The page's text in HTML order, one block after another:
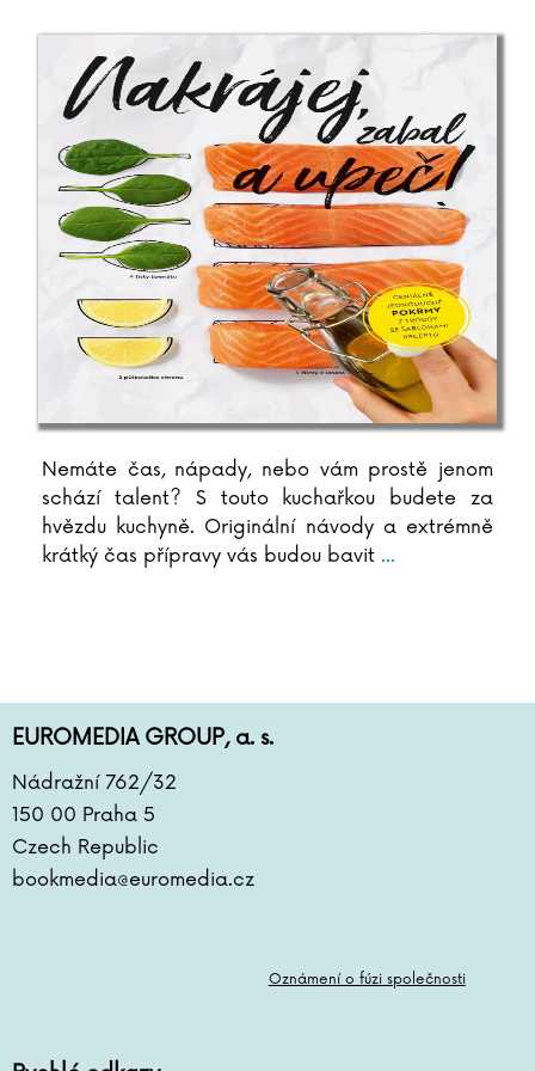
Richard Branson
Sara Brezzi
Otakar Brousek ml.
Marie Bruce
Christiane Brüning
Catherine Bruzzone
Konrad Budzyk
Igor Bukovský
Andrea Cagol
Juan Maneru Cámara
Vito Capezzuto
Chris Carter
Manlio Castagna
Ismael Barriguete Castro
Liou Cch´-sin (1)
Arthur C. Clarke
Bernard Cornwell
Jane Corryová
Gilles Delphine Cotteová
Matteo Crivellini
Iza Czajková
Karel Čapek
Hynek Čermák
Nemáte čas, nápady, nebo vám prostě jenom
schází talent? S touto kuchařkou budete za
hvězdu kuchyně. Originální návody a extrémně
krátký čas přípravy vás budou bavit ...
EUROMEDIA GROUP, a. s.
Nádražní 762/32
150 00 Praha 5
Czech Republic
bookmedia@euromedia.cz
Oznámení o fúzi společnosti